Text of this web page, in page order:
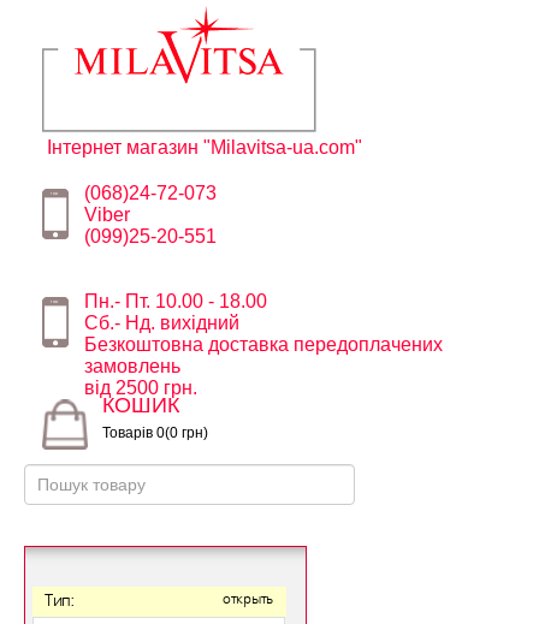
Інтернет магазин "Milavitsa-ua.com"
(068)24-72-073
Viber
(099)25-20-551
Пн.- Пт. 10.00 - 18.00
Сб.- Нд. вихідний
Безкоштовна доставка передоплачених
замовлень
від 2500 грн.
КОШИК
Товарів 0(0 грн)
Тип: открыть